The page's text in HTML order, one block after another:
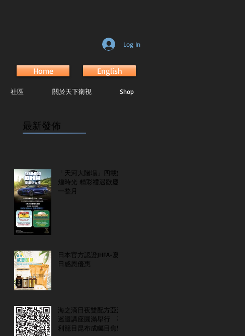
Log In
Home English
社區 關於天下衛視 Shop
最新發佈
...............................................................
「天河大賭場」四載輝
煌時光 精彩禮遇歡慶
一整月
日本官方認證JHFA-夏
日感恩優惠
海之滴日夜雙配方亞洲
巡迴講座圓滿舉行 專
利籠目昆布成矚目焦點